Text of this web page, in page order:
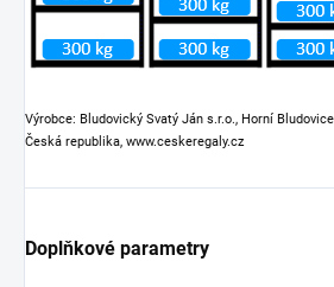
Výrobce: Bludovický Svatý Ján s.r.o., Horní
Česká republika, www.ceskeregaly.cz
Doplňkové parametry